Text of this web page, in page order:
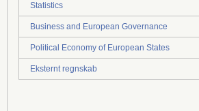
Statistics
Business and European Governance
Political Economy of European States
Eksternt regnskab